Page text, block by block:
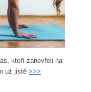
kteří zanevřeli na
už jistě >>>